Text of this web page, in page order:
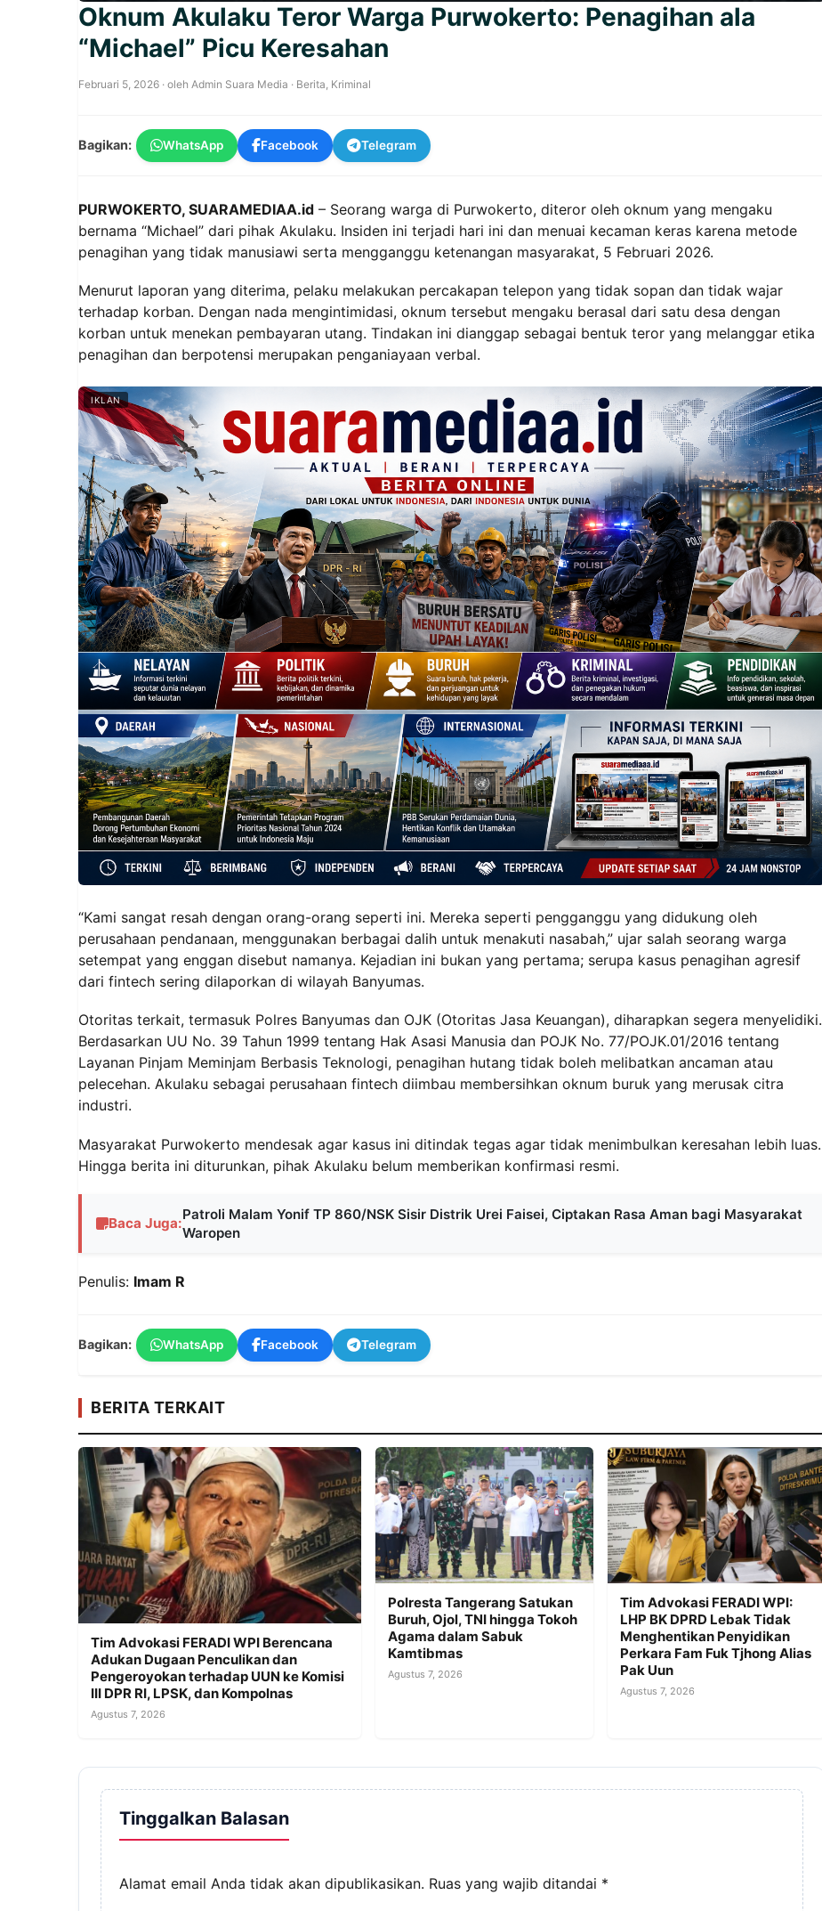
Oknum Akulaku Teror Warga Purwokerto: Penagihan ala
“Michael” Picu Keresahan
Februari 5, 2026 · oleh Admin Suara Media · Berita Kriminal
Bagikan: WhatsApp Facebook Telegram
PURWOKERTO, SUARAMEDIAA.id – Seorang warga di Purwokerto, diteror oleh oknum yang mengaku
bernama “Michael” dari pihak Akulaku. Insiden ini terjadi hari ini dan menuai kecaman keras karena metode
penagihan yang tidak manusiawi serta mengganggu ketenangan masyarakat, 5 Februari 2026.
Menurut laporan yang diterima, pelaku melakukan percakapan telepon yang tidak sopan dan tidak wajar
terhadap korban. Dengan nada mengintimidasi, oknum tersebut mengaku berasal dari satu desa dengan
korban untuk menekan pembayaran utang. Tindakan ini dianggap sebagai bentuk teror yang melanggar etika
penagihan dan berpotensi merupakan penganiayaan verbal.
IKLAN
“Kami sangat resah dengan orang-orang seperti ini. Mereka seperti pengganggu yang didukung oleh
perusahaan pendanaan, menggunakan berbagai dalih untuk menakuti nasabah,” ujar salah seorang warga
setempat yang enggan disebut namanya. Kejadian ini bukan yang pertama; serupa kasus penagihan agresif
dari fintech sering dilaporkan di wilayah Banyumas.
Otoritas terkait, termasuk Polres Banyumas dan OJK (Otoritas Jasa Keuangan), diharapkan segera menyelidiki.
Berdasarkan UU No. 39 Tahun 1999 tentang Hak Asasi Manusia dan POJK No. 77/POJK.01/2016 tentang
Layanan Pinjam Meminjam Berbasis Teknologi, penagihan hutang tidak boleh melibatkan ancaman atau
pelecehan. Akulaku sebagai perusahaan fintech diimbau membersihkan oknum buruk yang merusak citra
industri.
Masyarakat Purwokerto mendesak agar kasus ini ditindak tegas agar tidak menimbulkan keresahan lebih luas.
Hingga berita ini diturunkan, pihak Akulaku belum memberikan konfirmasi resmi.
Baca Juga:
Patroli Malam Yonif TP 860/NSK Sisir Distrik Urei Faisei, Ciptakan Rasa Aman bagi Masyarakat
Waropen
Penulis: Imam R
Bagikan: WhatsApp Facebook Telegram
BERITA TERKAIT
Tim Advokasi FERADI WPI Berencana
Adukan Dugaan Penculikan dan
Pengeroyokan terhadap UUN ke Komisi
III DPR RI, LPSK, dan Kompolnas
Agustus 7, 2026
Polresta Tangerang Satukan
Buruh, Ojol, TNI hingga Tokoh
Agama dalam Sabuk
Kamtibmas
Agustus 7, 2026
Tim Advokasi FERADI WPI:
LHP BK DPRD Lebak Tidak
Menghentikan Penyidikan
Perkara Fam Fuk Tjhong Alias
Pak Uun
Agustus 7, 2026
Tinggalkan Balasan
Alamat email Anda tidak akan dipublikasikan. Ruas yang wajib ditandai *